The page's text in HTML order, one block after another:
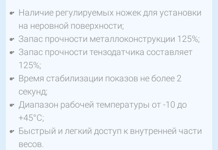
Наличие регулируемых ножек для установки
на неровной поверхности;
Запас прочности металлоконструкции 125%;
Запас прочности тензодатчика составляет
125%;
Время стабилизации показов не более 2
секунд;
Диапазон рабочей температуры от -10 до
+45°C;
Быстрый и легкий доступ к внутренней части
весов.